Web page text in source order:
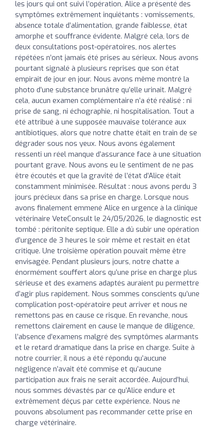
les jours qui ont suivi l’opération, Alice a présenté des
symptômes extrêmement inquiétants : vomissements,
absence totale d’alimentation, grande faiblesse, état
amorphe et souffrance évidente. Malgré cela, lors de
deux consultations post-opératoires, nos alertes
répétées n’ont jamais été prises au sérieux. Nous avons
pourtant signalé à plusieurs reprises que son état
empirait de jour en jour. Nous avons même montré la
photo d’une substance brunâtre qu’elle urinait. Malgré
cela, aucun examen complémentaire n’a été réalisé : ni
prise de sang, ni échographie, ni hospitalisation. Tout a
été attribué à une supposée mauvaise tolérance aux
antibiotiques, alors que notre chatte était en train de se
dégrader sous nos yeux. Nous avons également
ressenti un réel manque d’assurance face à une situation
pourtant grave. Nous avons eu le sentiment de ne pas
être écoutés et que la gravité de l’état d’Alice était
constamment minimisée. Résultat : nous avons perdu 3
jours précieux dans sa prise en charge. Lorsque nous
avons finalement emmené Alice en urgence à la clinique
vétérinaire VeteConsult le 24/05/2026, le diagnostic est
tombé : péritonite septique. Elle a dû subir une opération
d’urgence de 3 heures le soir même et restait en état
critique. Une troisième opération pouvait même être
envisagée. Pendant plusieurs jours, notre chatte a
énormément souffert alors qu’une prise en charge plus
sérieuse et des examens adaptés auraient pu permettre
d’agir plus rapidement. Nous sommes conscients qu’une
complication post-opératoire peut arriver et nous ne
remettons pas en cause ce risque. En revanche, nous
remettons clairement en cause le manque de diligence,
l’absence d’examens malgré des symptômes alarmants
et le retard dramatique dans la prise en charge. Suite à
notre courrier, il nous a été répondu qu’aucune
négligence n’avait été commise et qu’aucune
participation aux frais ne serait accordée. Aujourd’hui,
nous sommes dévastés par ce qu’Alice endure et
extrêmement déçus par cette expérience. Nous ne
pouvons absolument pas recommander cette prise en
charge vétérinaire.